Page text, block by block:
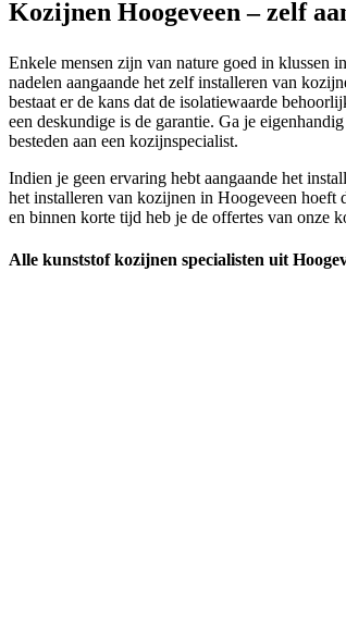
Kozijnen Hoogeveen – zelf
Enkele mensen zijn van nature goed in klussen
nadelen aangaande het zelf installeren van
bestaat er de kans dat de isolatiewaarde
een deskundige is de garantie. Ga je
besteden aan een kozijnspecialist.
Indien je geen ervaring hebt aangaande het
het installeren van kozijnen in Hoogeveen hoeft
en binnen korte tijd heb je de offertes van onze
Alle kunststof kozijnen specialisten uit